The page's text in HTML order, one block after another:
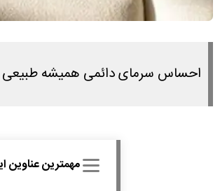
احساس سرمای دائمی همیشه طبیعی
مهمترین عناوین